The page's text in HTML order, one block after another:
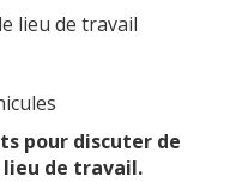
lieu de travail
pour discuter de
de travail.